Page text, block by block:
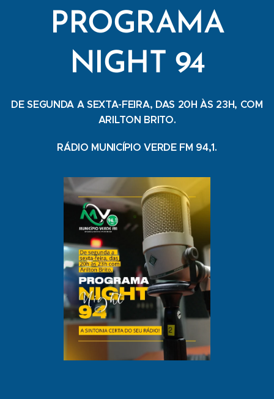
PROGRAMA
NIGHT 94
DE SEGUNDA A SEXTA-FEIRA, DAS 20H ÀS 23H, COM
ARILTON BRITO.
RÁDIO MUNICÍPIO VERDE FM 94,1.